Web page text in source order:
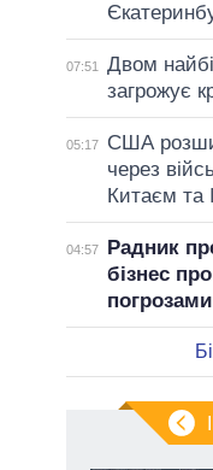
07:51 Двом
загрожує
05:17
США
через
Китаєм та
04:57
Радник
бізнес